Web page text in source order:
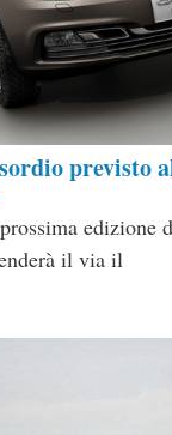
previsto
edizione
il via il